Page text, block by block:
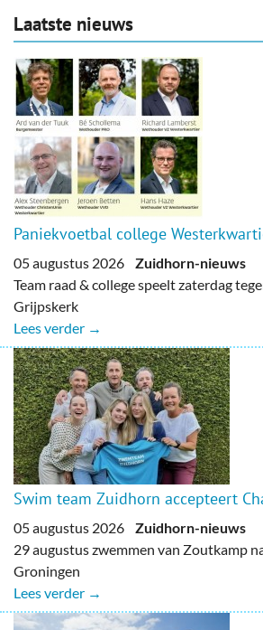
Laatste nieuws
Paniekvoetbal college
05 augustus 2026 Zuidhorn-nieuws
Team raad & college speelt zaterdag
Grijpskerk
Lees verder →
Swim team Zuidhorn accepteert
05 augustus 2026 Zuidhorn-nieuws
29 augustus zwemmen van Zoutkamp
Groningen
Lees verder →